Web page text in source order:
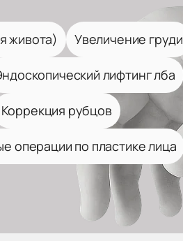
живота) Увеличение груди
лифтинг лба
Коррекция рубцов
операции по пластике лица